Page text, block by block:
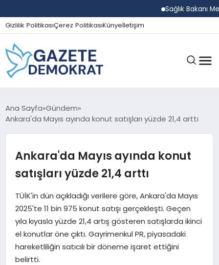
Sağlık Bakanı
Gizlilik PolitikasıÇerez PolitikasıKünyeİletişim
GÜNDEM
SPOR
SAĞLIK
Ana Sayfa Gündem
Ankara'da Mayıs ayında konut satışları yüzde 21,4 arttı
Ankara'da Mayıs ayında konut
satışları yüzde 21,4 arttı
TÜİK'in dün açıkladığı verilere göre, Ankara'da Mayıs
2025'te 11 bin 975 konut satışı gerçekleşti. Geçen
yıla kıyasla yüzde 21,4 artış gösteren satışlarda ikinci
el konutlar öne çıktı. Gayrimenkul PR, piyasadaki
hareketliliğin satıcılı bir döneme işaret ettiğini
belirtti.